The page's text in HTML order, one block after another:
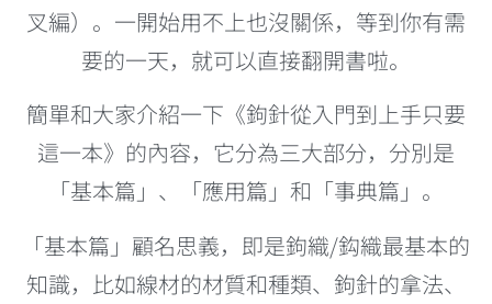
叉編）。一開始用不上也沒關係，等到你有需
要的一天，就可以直接翻開書啦。
簡單和大家介紹一下《鉤針從入門到上手只要
這一本》的內容，它分為三大部分，分別是
「基本篇」、「應用篇」和「事典篇」。
「基本篇」顧名思義，即是鉤織/鈎織最基本的
知識，比如線材的材質和種類、鉤針的拿法、